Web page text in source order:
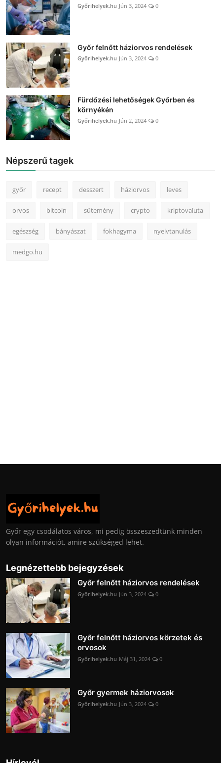
Győrihelyek.hu Jún 3, 2024 0
Győr felnőtt háziorvos rendelések
Győrihelyek.hu Jún 3, 2024 0
Fürdőzési lehetőségek Győrben és
környékén
Győrihelyek.hu Jún 2, 2024 0
Népszerű tagek
győr recept desszert háziorvos leves
orvos bitcoin sütemény crypto kriptovaluta
egészség bányászat fokhagyma nyelvtanulás
medgo.hu
Győr egy csodálatos város, mi pedig összeszedtünk minden
olyan információt, amire szükséged lehet.
Legnézettebb bejegyzések
Győr felnőtt háziorvos rendelések
Győrihelyek.hu Jún 3, 2024 0
Győr felnőtt háziorvos körzetek és
orvosok
Győrihelyek.hu Máj 31, 2024 0
Győr gyermek háziorvosok
Győrihelyek.hu Jún 3, 2024 0